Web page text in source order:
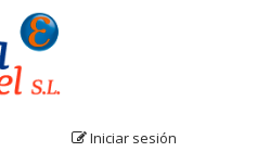
Iniciar sesión